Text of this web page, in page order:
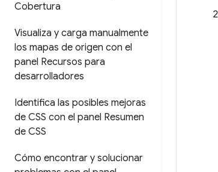
Cobertura
Visualiza y carga manualmente
los mapas de origen con el
panel Recursos para
desarrolladores
Identifica las posibles mejoras
de CSS con el panel Resumen
de CSS
Cómo encontrar y solucionar